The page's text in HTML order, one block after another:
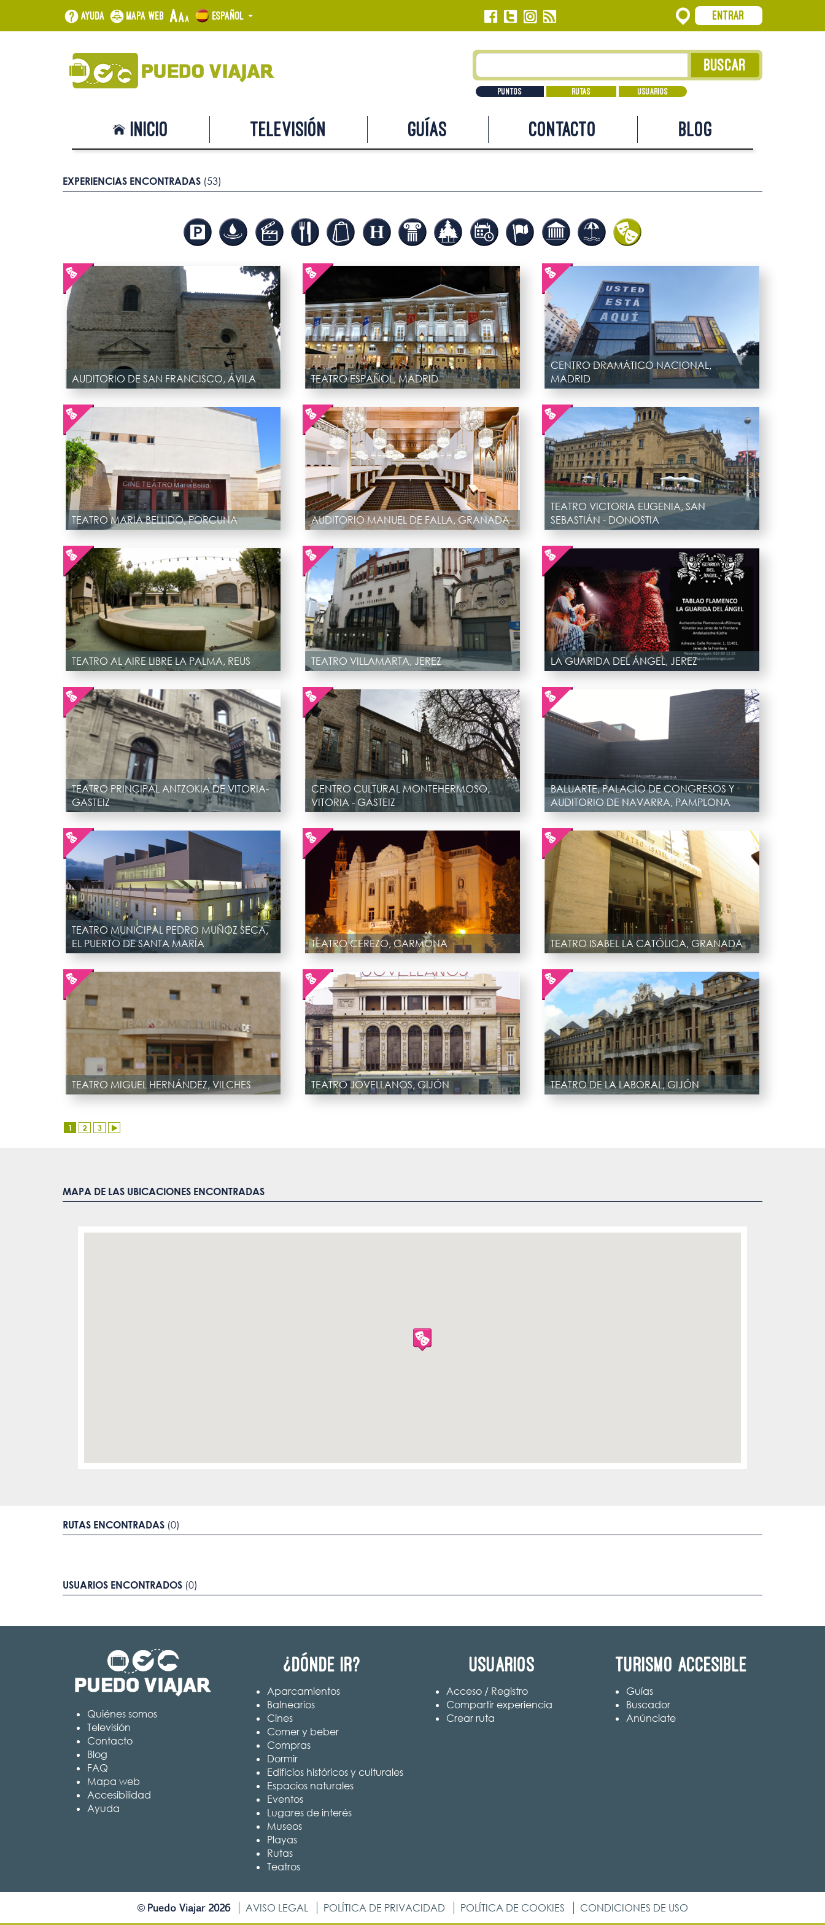
Ayuda Mapa web Español Entrar
Puntos Rutas Usuarios
Inicio Televisión Guías Contacto Blog
EXPERIENCIAS ENCONTRADAS (53)
AUDITORIO DE SAN FRANCISCO, ÁVILA TEATRO ESPAÑOL, MADRID
CENTRO DRAMÁTICO NACIONAL,
MADRID
TEATRO MARIA BELLIDO, PORCUNA AUDITORIO MANUEL DE FALLA, GRANADA
TEATRO VICTORIA EUGENIA, SAN
SEBASTIÁN - DONOSTIA
TEATRO AL AIRE LIBRE LA PALMA, REUS TEATRO VILLAMARTA, JEREZ LA GUARIDA DEL ÁNGEL, JEREZ
TEATRO PRINCIPAL ANTZOKIA DE VITORIA-
GASTEIZ
CENTRO CULTURAL MONTEHERMOSO,
VITORIA - GASTEIZ
BALUARTE, PALACIO DE CONGRESOS Y
AUDITORIO DE NAVARRA, PAMPLONA
TEATRO MUNICIPAL PEDRO MUÑOZ SECA,
EL PUERTO DE SANTA MARÍA
TEATRO CEREZO, CARMONA TEATRO ISABEL LA CATÓLICA, GRANADA
TEATRO MIGUEL HERNÁNDEZ, VILCHES TEATRO JOVELLANOS, GIJÓN TEATRO DE LA LABORAL, GIJÓN
1 2 3
MAPA DE LAS UBICACIONES ENCONTRADAS
RUTAS ENCONTRADAS (0)
USUARIOS ENCONTRADOS (0)
Quiénes somos
Televisión
Contacto
Blog
FAQ
Mapa web
Accesibilidad
Ayuda
¿Dónde ir?
Aparcamientos
Balnearios
Cines
Comer y beber
Compras
Dormir
Edificios históricos y culturales
Espacios naturales
Eventos
Lugares de interés
Museos
Playas
Rutas
Teatros
Usuarios
Acceso / Registro
Compartir experiencia
Crear ruta
Turismo accesible
Guías
Buscador
Anúnciate
© Puedo Viajar 2026 AVISO LEGAL POLÍTICA DE PRIVACIDAD POLÍTICA DE COOKIES CONDICIONES DE USO